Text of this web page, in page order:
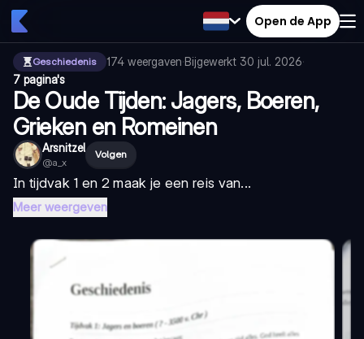
Open de App
Geschiedenis 174 weergaven·Bijgewerkt 30 jul. 2026·
7 pagina's
De Oude Tijden: Jagers, Boeren,
Grieken en Romeinen
Arsnitzel
@a_x
Volgen
In tijdvak 1 en 2 maak je een reis van...
Meer weergeven